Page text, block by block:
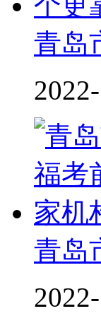
青岛
青岛